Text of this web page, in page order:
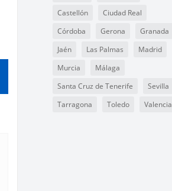
Castellón
Ciudad Real
Córdoba
Gerona
Granada
Jaén
Las Palmas
Madrid
Murcia
Málaga
Santa Cruz de Tenerife
Sevilla
Tarragona
Toledo Valencia